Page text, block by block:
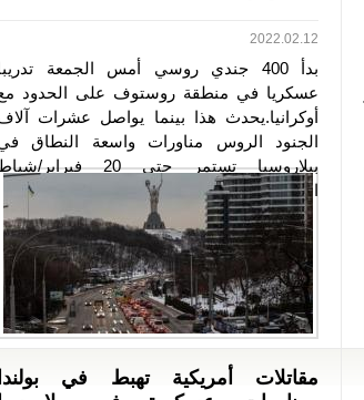
2022.02.12
بدأ 400 جندي روسي أمس الجمعة
عسكريا في منطقة روستوف على الحدود
أوكرانيا.يحدث هذا بينما يواصل عشرات
الجنود الروس مناورات واسعة النطاق
بيلاروسيا تستمر حتى 20 فبراير/
الجاري.من...
مقاتلات أمريكية تهبط في بولندا